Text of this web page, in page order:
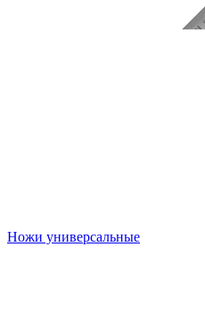
Ножи универсальные